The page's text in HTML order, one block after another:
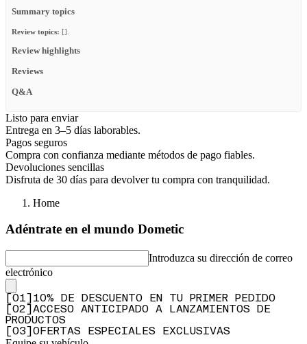
Summary topics
Review topics: [].
Review highlights
Reviews
Q&A
Listo para enviar
Entrega en 3–5 días laborables.
Pagos seguros
Compra con confianza mediante métodos de pago fiables.
Devoluciones sencillas
Disfruta de 30 días para devolver tu compra con tranquilidad.
Home
Adéntrate en el mundo Dometic
Introduzca su dirección de correo
electrónico
01
10% DE DESCUENTO EN TU PRIMER PEDIDO
02
ACCESO ANTICIPADO A LANZAMIENTOS DE
PRODUCTOS
03 OFERTAS ESPECIALES EXCLUSIVAS